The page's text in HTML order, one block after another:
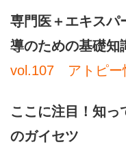
専門医＋エキスパ
導のための基礎知
vol.107 アトピー
ここに注目！知っ
のガイセツ